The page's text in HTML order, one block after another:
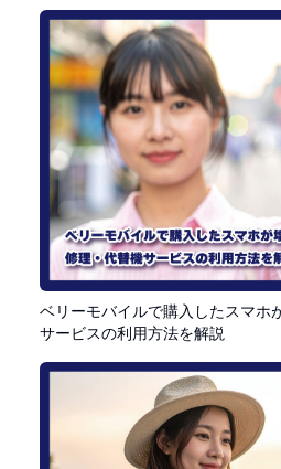
ベリーモバイルで購入したスマホ
サービスの利用方法を解説